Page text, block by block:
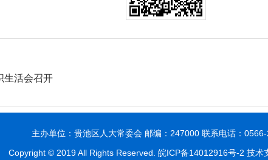
生活会召开
主办单位：贵池区人大常委会 邮编：247000 联系电话：
Copyright © 2019 All Rights Reserved. 皖ICP备14012916号-2 技术